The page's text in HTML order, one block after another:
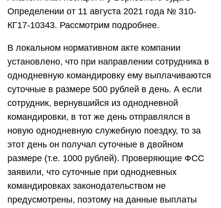
Определении от 11 августа 2021 года № 310-
КГ17-10343. Рассмотрим подробнее.
В локальном нормативном акте компании
установлено, что при направлении сотрудника в
однодневную командировку ему выплачиваются
суточные в размере 500 рублей в день. А если
сотрудник, вернувшийся из однодневной
командировки, в тот же день отправлялся в
новую однодневную служебную поездку, то за
этот день он получал суточные в двойном
размере (т.е. 1000 рублей). Проверяющие ФСС
заявили, что суточные при однодневных
командировках законодательством не
предусмотрены, поэтому на данные выплаты